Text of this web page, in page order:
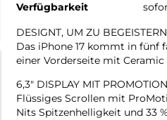
Verfügbarkeit
DESIGNT, UM ZU
Das iPhone 17 kommt in fünf
einer Vorderseite mit
6,3″ DISPLAY MIT
Flüssiges Scrollen mit
Nits Spitzenhelligkeit und 33